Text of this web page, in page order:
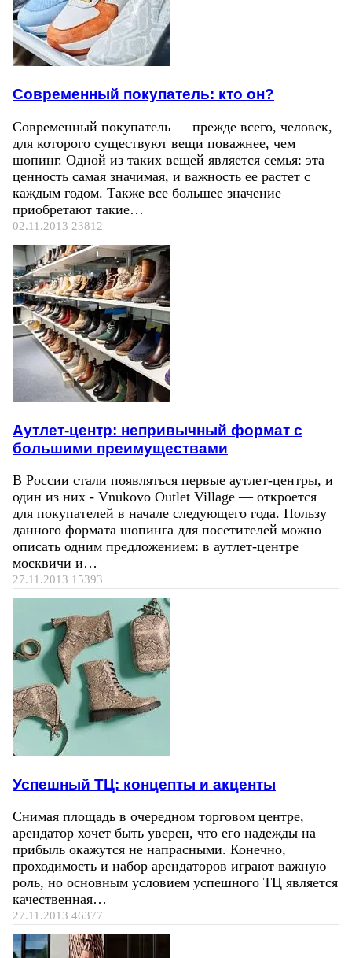
Современный покупатель: кто он?
Современный покупатель — прежде всего, человек,
для которого существуют вещи поважнее, чем
шопинг. Одной из таких вещей является семья: эта
ценность самая значимая, и важность ее растет с
каждым годом. Также все большее значение
приобретают такие…
02.11.2013 23812
Аутлет-центр: непривычный формат с
большими преимуществами
В России стали появляться первые аутлет-центры, и
один из них - Vnukovo Outlet Village — откроется
для покупателей в начале следующего года. Пользу
данного формата шопинга для посетителей можно
описать одним предложением: в аутлет-центре
москвичи и…
27.11.2013 15393
Успешный ТЦ: концепты и акценты
Снимая площадь в очередном торговом центре,
арендатор хочет быть уверен, что его надежды на
прибыль окажутся не напрасными. Конечно,
проходимость и набор арендаторов играют важную
роль, но основным условием успешного ТЦ является
качественная…
27.11.2013 46377